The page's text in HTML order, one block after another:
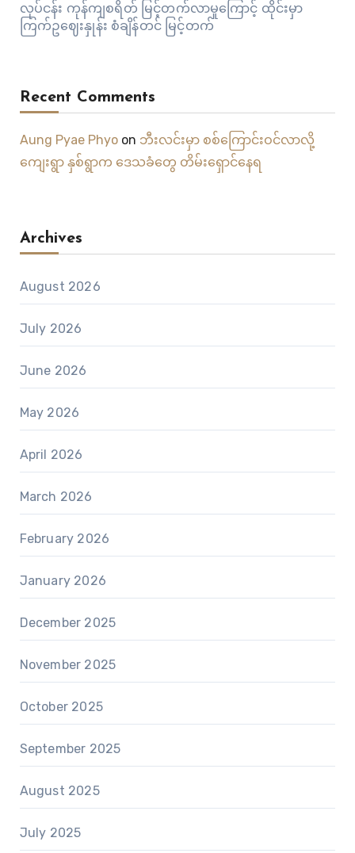
လုပ်ငန်း ကုန်ကျစရိတ် မြင့်တက်လာမှုကြောင့် ထိုင်းမှာ
ကြက်ဥဈေးနှုန်း စံချိန်တင် မြင့်တက်
Recent Comments
Aung Pyae Phyoon ဘီးလင်းမှာ စစ်ကြောင်းဝင်လာလို့
ကျေးရွာ နှစ်ရွာက ဒေသခံတွေ တိမ်းရှောင်နေရ
Archives
August 2026
July 2026
June 2026
May 2026
April 2026
March 2026
February 2026
January 2026
December 2025
November 2025
October 2025
September 2025
August 2025
July 2025